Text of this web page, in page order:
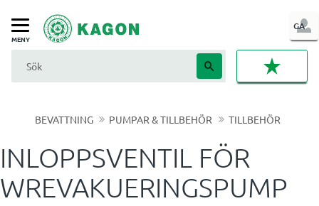
Meny
GA
IN
BEVATTNING PUMPAR & TILLBEHÖR TILLBEHÖR
INLOPPSVENTIL FÖR
WREVAKUERINGSPUMP